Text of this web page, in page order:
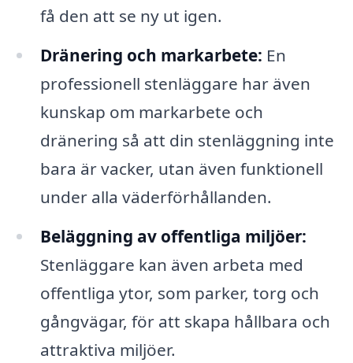
få den att se ny ut igen.
Dränering och markarbete: En
professionell stenläggare har även
kunskap om markarbete och
dränering så att din stenläggning inte
bara är vacker, utan även funktionell
under alla väderförhållanden.
Beläggning av offentliga miljöer:
Stenläggare kan även arbeta med
offentliga ytor, som parker, torg och
gångvägar, för att skapa hållbara och
attraktiva miljöer.